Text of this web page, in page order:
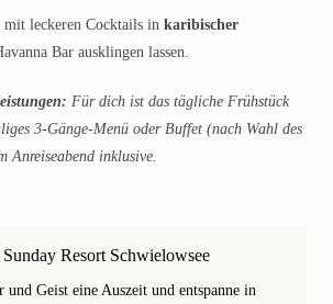
mit leckeren Cocktails in karibischer
Bar ausklingen lassen.
Für dich ist das tägliche Frühstück
3-Gänge-Menü oder Buffet (nach Wahl des
Anreiseabend inklusive.
Resort Schwielowsee
und Geist eine Auszeit und entspanne in